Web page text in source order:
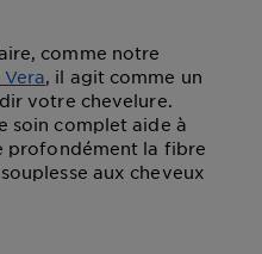
comme notre
, il agit comme un
votre chevelure.
soin complet aide à
profondément la fibre
aux cheveux